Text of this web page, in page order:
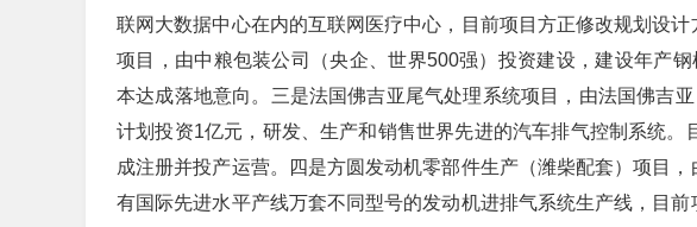
联网大数据中心在内的互联网医疗中心，目前项目方正修改规划设计
项目，由中粮包装公司（央企、世界500强）投资建设，建设年产
本达成落地意向。三是法国佛吉亚尾气处理系统项目，由法国佛吉
计划投资1亿元，研发、生产和销售世界先进的汽车排气控制系统
成注册并投产运营。四是方圆发动机零部件生产（潍柴配套）项目
有国际先进水平产线万套不同型号的发动机进排气系统生产线，目